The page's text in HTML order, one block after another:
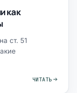
как
ст. 51
ЧИТАТЬ